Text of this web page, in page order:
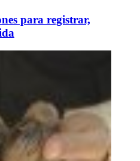
para registrar,